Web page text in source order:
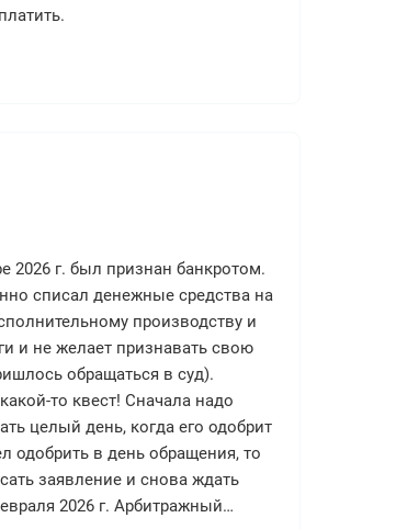
2026 г. был признан банкротом.
списал денежные средства на
производству и
и не желает признавать свою
обращаться в суд).
то квест! Сначала надо
целый день, когда его одобрит
одобрить в день обращения, то
заявление и снова ждать
2026 г. Арбитражный